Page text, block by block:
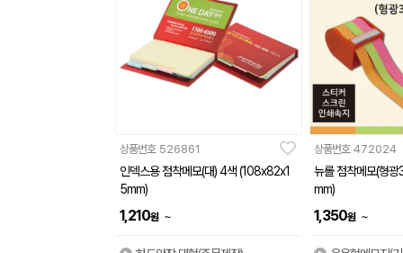
상품번호 526861
인덱스용 점착메모(대) 4색 (108x82x1
5mm)
1,210원 ~
상품번호 472024
뉴롤 점착메모(형
mm)
1,350원 ~